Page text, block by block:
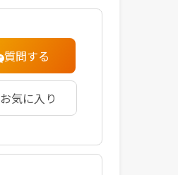
質問する
お気に入り